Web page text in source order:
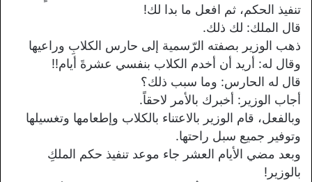
تنفيذ الحكم، ثم افعل ما بدا لك!
قال الملك: لك ذلك.
ذهب الوزير بصفته الرّسمية إلى حارس الكلابِ وراعيها
وقال له: أريد أن أخدم الكلاب بنفسي عشرةَ أيام!!
قال له الحارس: وما سبب ذلك؟
أجاب الوزير: أخبرك بالأمر لاحقاً.
وبالفعل، قام الوزير بالاعتناء بالكلاب وإطعامها وتغسيلها
وتوفير جميع سبل راحتها.
وبعد مضي الأيام العشر جاء موعد تنفيذ حكم الملكِ
بالوزير!